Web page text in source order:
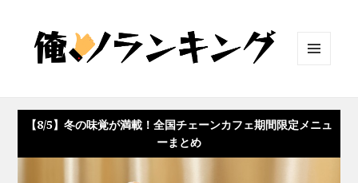
ット
【8/5】冬の味覚が満載！全国チェーンカフェ期間限定メニュ
ーまとめ